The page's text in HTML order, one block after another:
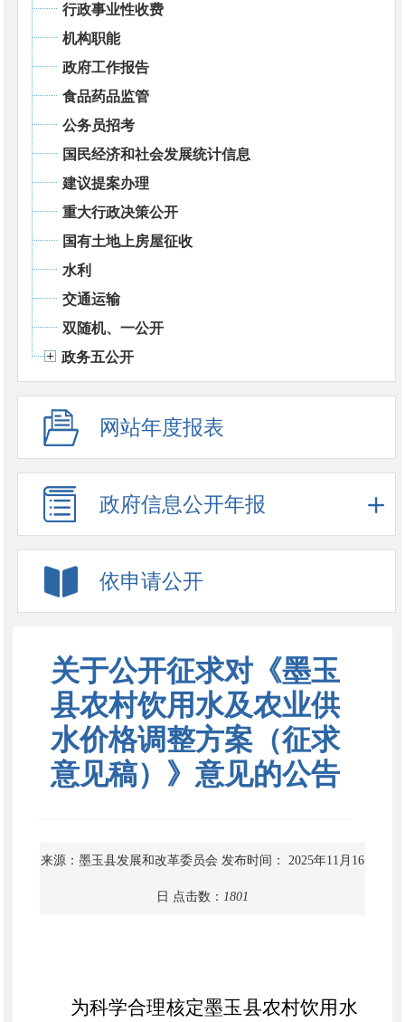
行政事业性收费
机构职能
政府工作报告
食品药品监管
公务员招考
国民经济和社会发展统计信息
建议提案办理
重大行政决策公开
国有土地上房屋征收
水利
交通运输
双随机、一公开
政务五公开
网站年度报表
政府信息公开年报
依申请公开
关于公开征求对《墨玉
县农村饮用水及农业供
水价格调整方案（征求
意见稿）》意见的公告
来源：墨玉县发展和改革委员会 发布时间： 2025年11月16
日 点击数： 1801
为科学合理核定墨玉县农村饮用水